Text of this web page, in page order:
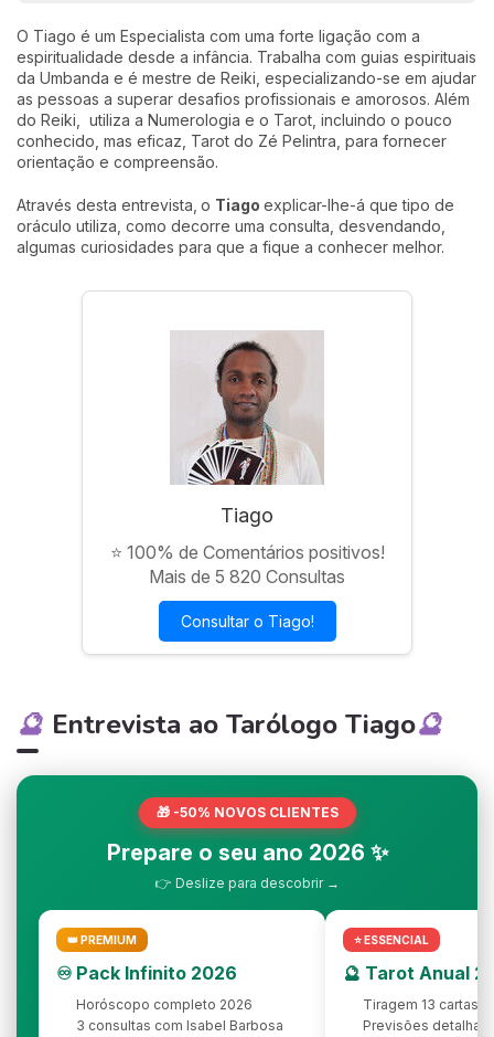
O Tiago é um Especialista com uma forte ligação com a
espiritualidade desde a infância. Trabalha com guias espirituais
da Umbanda e é mestre de Reiki, especializando-se em ajudar
as pessoas a superar desafios profissionais e amorosos. Além
do Reiki, utiliza a Numerologia e o Tarot, incluindo o pouco
conhecido, mas eficaz, Tarot do Zé Pelintra, para fornecer
orientação e compreensão.
Através desta entrevista, o Tiago explicar-lhe-á que tipo de
oráculo utiliza, como decorre uma consulta, desvendando,
algumas curiosidades para que a fique a conhecer melhor.
Tiago
⭐ 100% de Comentários positivos!
Mais de 5 820 Consultas
Consultar o Tiago!
🔮 Entrevista ao Tarólogo Tiago🔮
🎁 -50% NOVOS CLIENTES
Prepare o seu ano 2026 ✨
👉 Deslize para descobrir →
👑 PREMIUM
♾️ Pack Infinito 2026
Horóscopo completo 2026
3 consultas com Isabel Barbosa
⭐ ESSENCIAL
🔮 Tarot Anual
Tiragem 13 cartas
Previsões